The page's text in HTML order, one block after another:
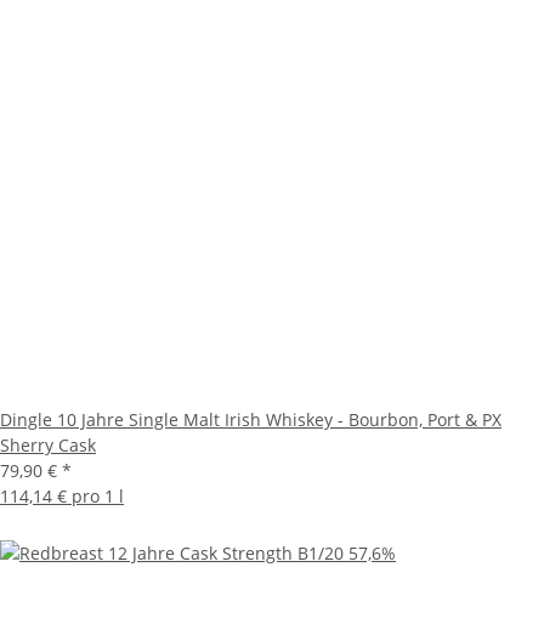
Dingle 10 Jahre Single Malt Irish Whiskey - Bourbon, Port & PX
Sherry Cask
79,90 € *
114,14 € pro 1 l